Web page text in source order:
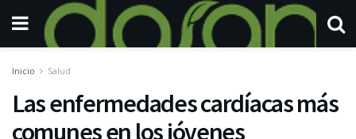
Inicio Salud
Las enfermedades cardíacas más
comunes en los jóvenes